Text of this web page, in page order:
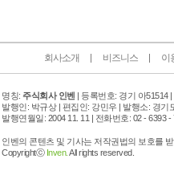
회사소개 비즈니스 이
명칭: 주식회사 인벤 | 등록번호: 경기 아51514 |
발행인: 박규상 | 편집인: 강민우 | 발행소: 경기
발행연월일: 2004 11. 11 | 전화번호: 02 - 6393 -
인벤의 콘텐츠 및 기사는 저작권법의 보호를
Copyrightⓒ Inven. All rights reserved.